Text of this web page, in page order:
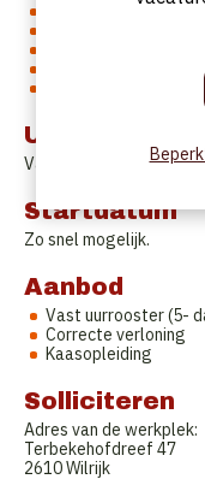
Perfect
Commerciële
Uurrooster
Vast uurrooster (5-
Startdatum
Zo snel mogelijk.
Aanbod
Vast uurrooster (5-
Correcte verloning
Kaasopleiding
Solliciteren
Adres van de werkplek:
Terbekehofdreef 47
2610 Wilrijk